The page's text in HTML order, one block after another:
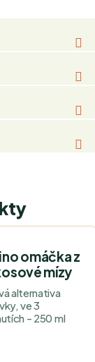
omáčka z
mízy
alternativa
ve 3
- 250 ml